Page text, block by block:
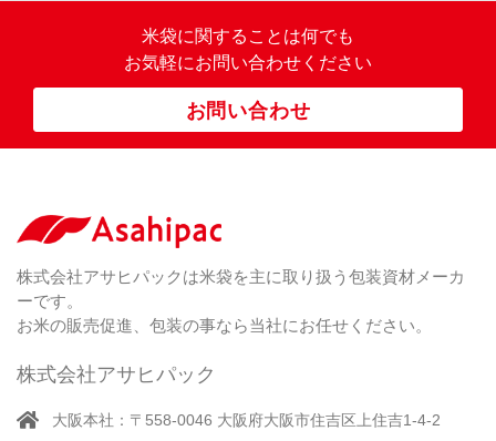
米袋に関すること は何でも
お気軽にお問い合わせください
お問い合わせ
株式会社アサヒパックは米袋を主に取り扱う包装資材メーカ
ーです。
お米の販売促進、包装の事なら当社にお任せください。
株式会社アサヒパック
大阪本社：〒558-0046 大阪府大阪市住吉区上住吉1-4-2